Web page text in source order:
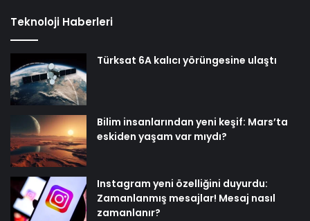
Teknoloji Haberleri
Türksat 6A kalıcı yörüngesine ulaştı
Bilim insanlarından yeni keşif: Mars’ta
eskiden yaşam var mıydı?
Instagram yeni özelliğini duyurdu:
Zamanlanmış mesajlar! Mesaj nasıl
zamanlanır?